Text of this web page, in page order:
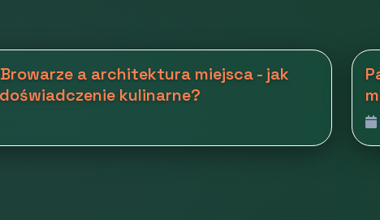
a architektura miejsca - jak
kulinarne?